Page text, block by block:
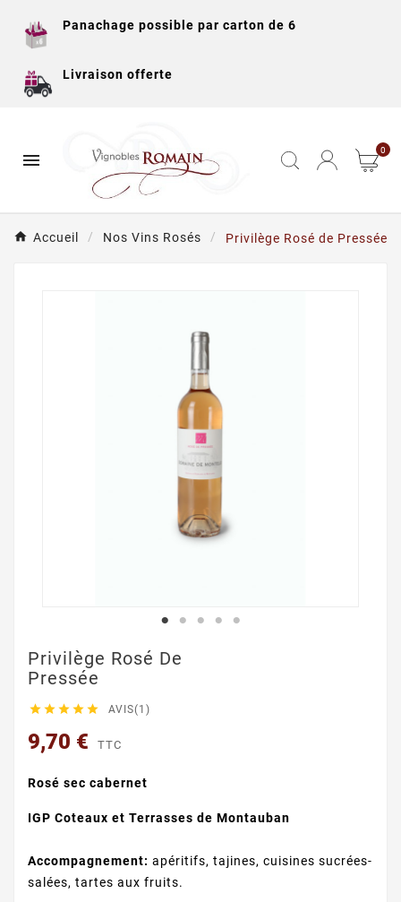
Panachage possible par carton de 6
Livraison offerte
 0
Accueil Nos Vins Rosés Privilège Rosé de Pressée
Privilège Rosé De
Pressée
     AVIS(1)
9,70 € TTC
Rosé sec cabernet
IGP Coteaux et Terrasses de Montauban
Accompagnement: apéritifs, tajines, cuisines sucrées-
salées, tartes aux fruits.